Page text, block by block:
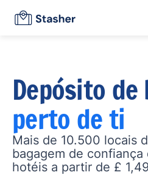
Depósito de
perto de ti
Mais de 10.500 locais
bagagem de
hotéis a partir de £